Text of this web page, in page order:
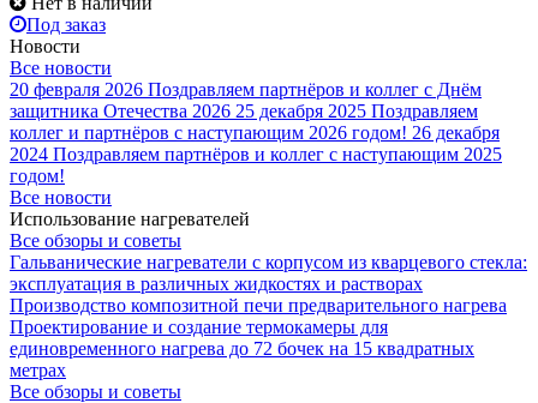
Под заказ
Новости
Все новости
20 февраля 2026 Поздравляем партнёров и коллег с Днём
защитника Отечества 2026 25 декабря 2025 Поздравляем
коллег и партнёров с наступающим 2026 годом! 26 декабря
2024 Поздравляем партнёров и коллег с наступающим 2025
годом!
Все новости
Использование нагревателей
Все обзоры и советы
Гальванические нагреватели с корпусом из кварцевого стекла:
эксплуатация в различных жидкостях и растворах
Производство композитной печи предварительного нагрева
Проектирование и создание термокамеры для
единовременного нагрева до 72 бочек на 15 квадратных
метрах
Все обзоры и советы